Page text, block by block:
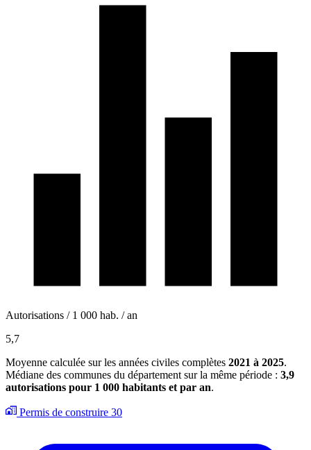
Autorisations / 1 000 hab. / an
5,7
Moyenne calculée sur les années civiles complètes 2021 à 2025.
Médiane des communes du département sur la même période : 3,9
autorisations pour 1 000 habitants et par an.
Permis de construire 30